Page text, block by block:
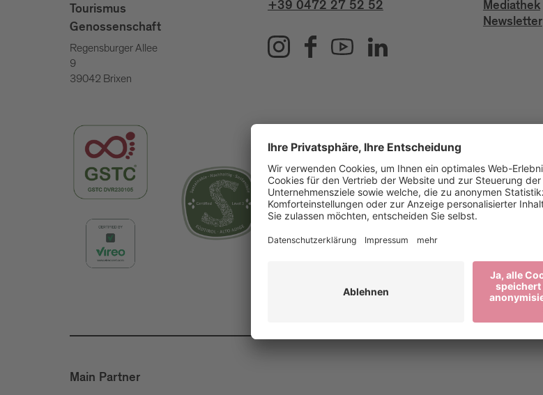
Tourismus
Genossenschaft
Regensburger Allee
9
39042 Brixen
+39 0472 27 52 52
Mediathek
Newsletter
Main Partner